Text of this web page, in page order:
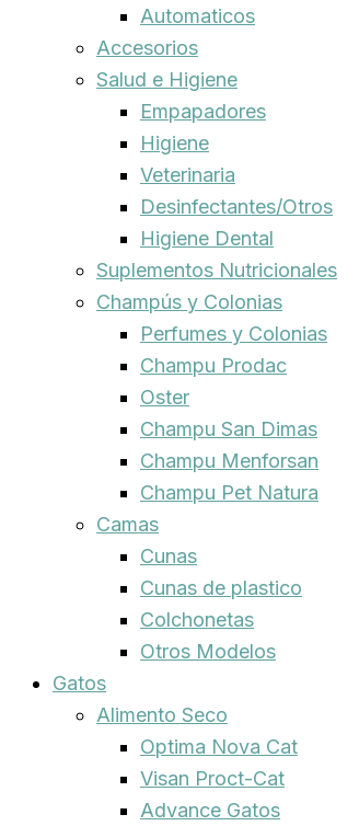
Automaticos
Accesorios
Salud e Higiene
Empapadores
Higiene
Veterinaria
Desinfectantes/Otros
Higiene Dental
Suplementos Nutricionales
Champús y Colonias
Perfumes y Colonias
Champu Prodac
Oster
Champu San Dimas
Champu Menforsan
Champu Pet Natura
Camas
Cunas
Cunas de plastico
Colchonetas
Otros Modelos
Gatos
Alimento Seco
Optima Nova Cat
Visan Proct-Cat
Advance Gatos